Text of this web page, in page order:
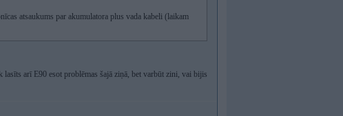
atsaukums par akumulatora plus vada kabeli (laikam
arī E90 esot problēmas šajā ziņā, bet varbūt zini, vai bijis